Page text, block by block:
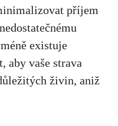
příjem
existuje
aby vaše strava
živin, aniž